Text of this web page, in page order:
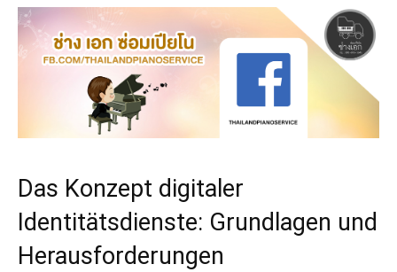
Das Konzept digitaler
Identitätsdienste: Grundlagen und
Herausforderungen